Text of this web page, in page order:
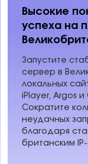
Высокие
успеха на
Запустите
сервер в
локальных
iPlayer, Argos
Сократите
неудачных
благодаря
британским